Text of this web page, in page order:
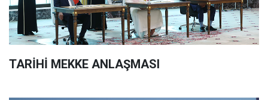
TARİHİ MEKKE ANLAŞMASI